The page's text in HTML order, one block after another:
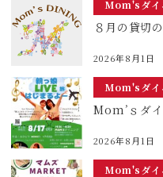
Mom'sダイ
８月の貸切
2026年8月1日
Mom'sダイ
Mom’ｓダ
2026年8月1日
Mom'sダイ